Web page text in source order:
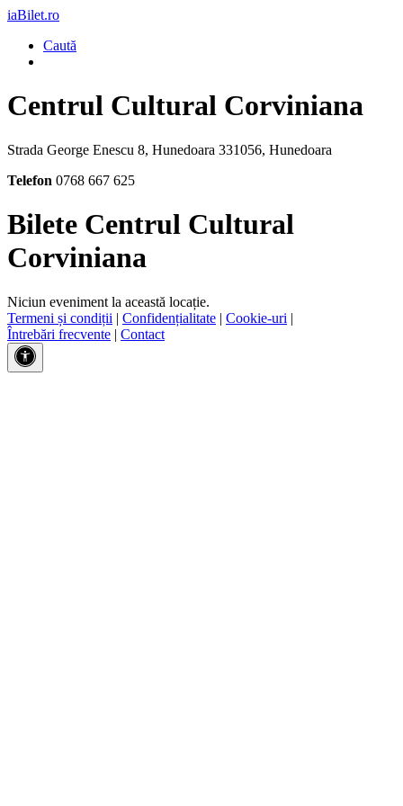
iaBilet.ro
Caută
Centrul Cultural Corviniana
Strada George Enescu 8, Hunedoara 331056, Hunedoara
Telefon 0768 667 625
Bilete Centrul Cultural
Corviniana
Niciun eveniment la această locație.
Termeni și condiții | Confidențialitate | Cookie-uri |
Întrebări frecvente | Contact